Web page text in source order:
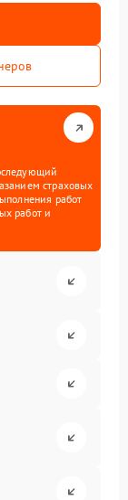
страховых
работ
работ и